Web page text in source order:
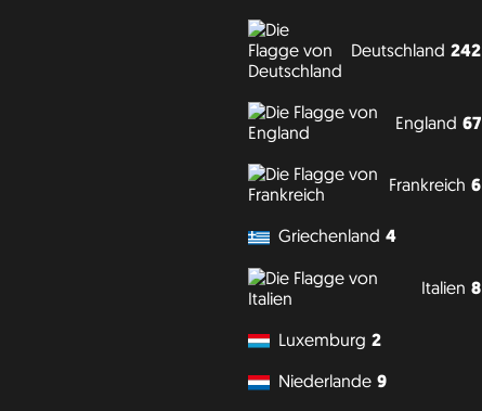
Deutschland 242
England 67
Frankreich 6
Griechenland 4
Italien 8
Luxemburg 2
Niederlande 9